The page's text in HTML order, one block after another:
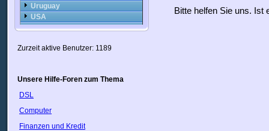
Uruguay
USA
Usbekistan
Venezuela
Zypern
Ägypten
Bitte helfen Sie uns.
Zurzeit aktive Benutzer: 1189
Unsere Hilfe-Foren zum Thema
DSL
Computer
Finanzen und Kredit